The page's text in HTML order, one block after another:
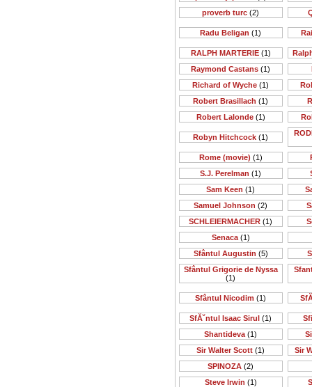
proverb turc (2)
Radu Beligan (1)
RALPH MARTERIE(1)
Raymond Castans (1)
Richard of Wyche (1)
Robert Brasillach (1)
Robert Lalonde(1)
Robyn Hitchcock (1)
Rome (movie) (1)
S.J. Perelman (1)
Sam Keen (1)
Samuel Johnson (2)
SCHLEIERMACHER (1)
Senaca(1)
Sfântul Augustin (5)
Sfântul Grigorie de Nyssa
(1)
Sfântul Nicodim (1)
SfĂ˘ntul Isaac Sirul (1)
Shantideva (1)
Sir Walter Scott (1)
Sir
SPINOZA (2)
Steve Irwin (1)